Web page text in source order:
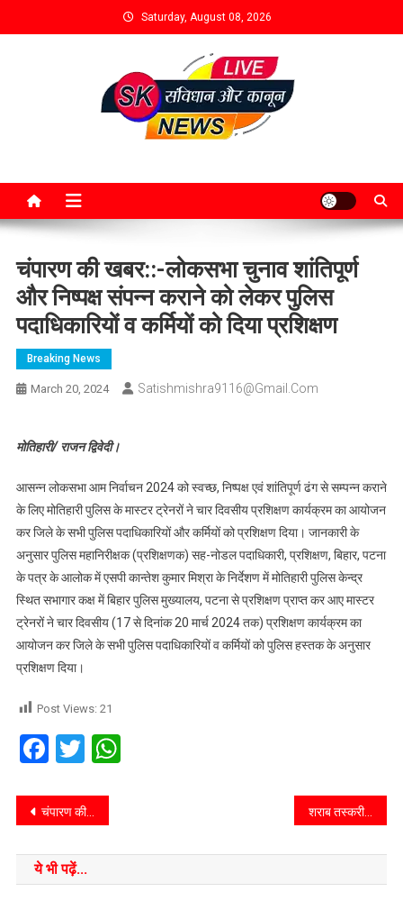
Saturday, August 08, 2026
चंपारण की खबर::-लोकसभा चुनाव शांतिपूर्ण
और निष्पक्ष संपन्न कराने को लेकर पुलिस
पदाधिकारियों व कर्मियों को दिया प्रशिक्षण
Breaking News
March 20, 2024 Satishmishra9116@gmail.com
मोतिहारी/ राजन द्विवेदी।
आसन्न लोकसभा आम निर्वाचन 2024 को स्वच्छ, निष्पक्ष एवं शांतिपूर्ण ढंग से सम्पन्न कराने
के लिए मोतिहारी पुलिस के मास्टर ट्रेनरों ने चार दिवसीय प्रशिक्षण कार्यक्रम का आयोजन
कर जिले के सभी पुलिस पदाधिकारियों और कर्मियों को प्रशिक्षण दिया। जानकारी के
अनुसार पुलिस महानिरीक्षक (प्रशिक्षणक) सह-नोडल पदाधिकारी, प्रशिक्षण, बिहार, पटना
के पत्र के आलोक में एसपी कान्तेश कुमार मिश्रा के निर्देशण में मोतिहारी पुलिस केन्द्र
स्थित सभागार कक्ष में बिहार पुलिस मुख्यालय, पटना से प्रशिक्षण प्राप्त कर आए मास्टर
ट्रेनरों ने चार दिवसीय (17 से दिनांक 20 मार्च 2024 तक) प्रशिक्षण कार्यक्रम का
आयोजन कर जिले के सभी पुलिस पदाधिकारियों व कर्मियों को पुलिस हस्तक के अनुसार
प्रशिक्षण दिया।
Post Views: 21
Facebook
TwitterWhatsApp
चंपारण की खबर::-बरकुरवा गांव में किशोरी ने की आत्महत्या, पुलिस मामले की जांच में जुटी शराब तस्करी की योजना नाकाम, 145 लीटर शराब सहित एक महिला शराब तस्कर गिरफ्तार
ये भी पढ़ें...